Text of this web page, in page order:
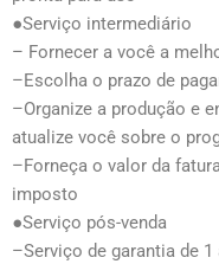
●Serviço intermediário
– Fornecer a você a
–Escolha o prazo de
–Organize a produção e
atualize você sobre o
–Forneça o valor da
imposto
●Serviço pós-venda
–Serviço de garantia de